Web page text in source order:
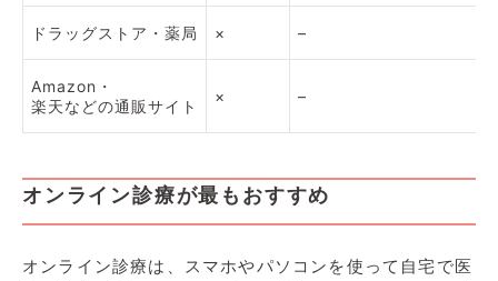
ドラッグストア・薬局 × –
Amazon・
楽天などの通販サイト
× –
オンライン診療が最もおすすめ
オンライン診療は、スマホやパソコンを使って自宅で医